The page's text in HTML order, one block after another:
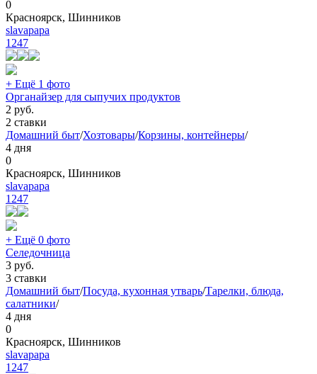
0
Красноярск, Шинников
slavapapa
1247
+ Ещё 1 фото
Органайзер для сыпучих продуктов
2 руб.
2 ставки
Домашний быт/Хозтовары/Корзины, контейнеры/
4 дня
0
Красноярск, Шинников
slavapapa
1247
+ Ещё 0 фото
Селедочница
3 руб.
3 ставки
Домашний быт/Посуда, кухонная утварь/Тарелки, блюда,
салатники/
4 дня
0
Красноярск, Шинников
slavapapa
1247